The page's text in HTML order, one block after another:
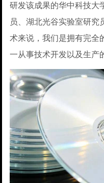
研发该成果的华中科技大
员、湖北光谷实验室研究
术来说，我们是拥有完全
一从事技术开发以及生产